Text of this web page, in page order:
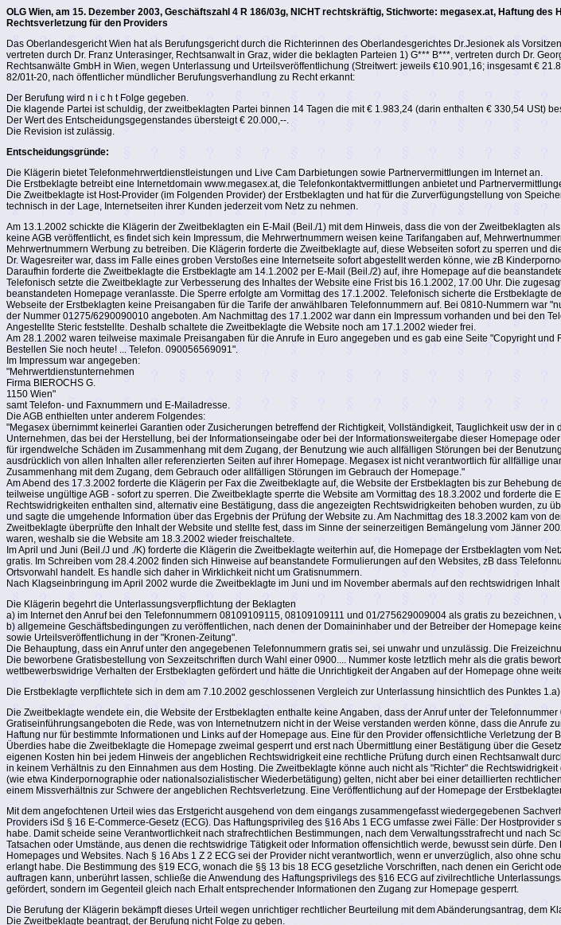
OLG Wien, am 15. Dezember 2003, Geschäftszahl 4 R 186/03g, NICHT rechtskräftig, Stichworte: megasex.at, Haftung
Rechtsverletzung für den Providers
Das Oberlandesgericht Wien hat als Berufungsgericht durch die Richterinnen des Oberlandesgerichtes Dr.Jesionek als
vertreten durch Dr. Franz Unterasinger, Rechtsanwalt in Graz, wider die beklagten Parteien 1) G*** B***, vertreten durch Dr.
Rechtsanwälte GmbH in Wien, wegen Unterlassung und Urteilsveröffentlichung (Streitwert: jeweils €10.901,16; insgesamt €
82/01t-20, nach öffentlicher mündlicher Berufungsverhandlung zu Recht erkannt:
Der Berufung wird n i c h t Folge gegeben.
Die klagende Partei ist schuldig, der zweitbeklagten Partei binnen 14 Tagen die mit € 1.983,24 (darin enthalten € 330,54 USt)
Der Wert des Entscheidungsgegenstandes übersteigt € 20.000,--.
Die Revision ist zulässig.
Entscheidungsgründe:
Die Klägerin bietet Telefonmehrwertdienstleistungen und Live Cam Darbietungen sowie Partnervermittlungen im Internet an.
Die Erstbeklagte betreibt eine Internetdomain www.megasex.at, die Telefonkontaktvermittlungen anbietet und
Die Zweitbeklagte ist Host-Provider (im Folgenden Provider) der Erstbeklagten und hat für die Zurverfügungstellung von
technisch in der Lage, Internetseiten ihrer Kunden jederzeit vom Netz zu nehmen.
Am 13.1.2002 schickte die Klägerin der Zweitbeklagten ein E-Mail (Beil./1) mit dem Hinweis, dass die von der Zweitbeklagten
keine AGB veröffentlicht, es findet sich kein Impressum, die Mehrwertnummern weisen keine Tarifangaben auf,
Mehrwertnummern Werbung zu betreiben. Die Klägerin forderte die Zweitbeklagte auf, diese Webseiten sofort zu sperren
Dr. Wagesreiter war, dass im Falle eines groben Verstoßes eine Internetseite sofort abgestellt werden könne, wie zB
Daraufhin forderte die Zweitbeklagte die Erstbeklagte am 14.1.2002 per E-Mail (Beil./2) auf, ihre Homepage auf die
Telefonisch setzte die Zweitbeklagte zur Verbesserung des Inhaltes der Website eine Frist bis 16.1.2002, 17.00 Uhr. Die
beanstandeten Homepage veranlasste. Die Sperre erfolgte am Vormittag des 17.1.2002. Telefonisch sicherte die
Webseite der Erstbeklagten keine Preisangaben für die Tarife der anwählbaren Telefonnummern auf. Bei 0810-Nummern war
der Nummer 01275/6290090010 angeboten. Am Nachmittag des 17.1.2002 war dann ein Impressum vorhanden und bei den
Angestellte Steric feststellte. Deshalb schaltete die Zweitbeklagte die Website noch am 17.1.2002 wieder frei.
Am 28.1.2002 waren teilweise maximale Preisangaben für die Anrufe in Euro angegeben und es gab eine Seite "Copyright
Bestellen Sie noch heute! ... Telefon. 090056569091".
Im Impressum war angegeben:
"Mehrwertdienstunternehmen
Firma BIEROCHS G.
1150 Wien"
samt Telefon- und Faxnummern und E-Mailadresse.
Die AGB enthielten unter anderem Folgendes:
"Megasex übernimmt keinerlei Garantien oder Zusicherungen betreffend der Richtigkeit, Vollständigkeit, Tauglichkeit usw der
Unternehmen, das bei der Herstellung, bei der Informationseingabe oder bei der Informationsweitergabe dieser Homepage
für irgendwelche Schäden im Zusammenhang mit dem Zugang, der Benutzung wie auch allfälligen Störungen bei der
ausdrücklich von allen Inhalten aller referenzierten Seiten auf ihrer Homepage. Megasex ist nicht verantwortlich für allfällige
Zusammenhang mit dem Zugang, dem Gebrauch oder allfälligen Störungen im Gebrauch der Homepage."
Am Abend des 17.3.2002 forderte die Klägerin per Fax die Zweitbeklagte auf, die Website der Erstbeklagten bis zur
teilweise ungültige AGB - sofort zu sperren. Die Zweitbeklagte sperrte die Website am Vormittag des 18.3.2002 und forderte
Rechtswidrigkeiten enthalten sind, alternativ eine Bestätigung, dass die angezeigten Rechtswidrigkeiten behoben wurden, zu
und sagte die umgehende Information über das Ergebnis der Prüfung der Website zu. Am Nachmittag des 18.3.2002 kam
Zweitbeklagte überprüfte den Inhalt der Website und stellte fest, dass im Sinne der seinerzeitigen Bemängelung vom Jänner
waren, weshalb sie die Website am 18.3.2002 wieder freischaltete.
Im April und Juni (Beil./J und ./K) forderte die Klägerin die Zweitbeklagte weiterhin auf, die Homepage der Erstbeklagten vom
gratis. Im Schreiben vom 28.4.2002 finden sich Hinweise auf beanstandete Formulierungen auf den Websites, zB dass
Ortsvorwahl handelt. Es handle sich daher in Wirklichkeit nicht um Gratisnummern.
Nach Klagseinbringung im April 2002 wurde die Zweitbeklagte im Juni und im November abermals auf den rechtswidrigen
Die Klägerin begehrt die Unterlassungsverpflichtung der Beklagten
a) im Internet den Anruf bei den Telefonnummern 08109109115, 08109109111 und 01/275629009004 als gratis zu bezeichnen,
b) allgemeine Geschäftsbedingungen zu veröffentlichen, nach denen der Domaininhaber und der Betreiber der Homepage
sowie Urteilsveröffentlichung in der "Kronen-Zeitung".
Die Behauptung, dass ein Anruf unter den angegebenen Telefonnummern gratis sei, sei unwahr und unzulässig. Die
Die beworbene Gratisbestellung von Sexzeitschriften durch Wahl einer 0900.... Nummer koste letztlich mehr als die gratis
wettbewerbswidrige Verhalten der Erstbeklagten gefördert und hätte die Unrichtigkeit der Angaben auf der Homepage ohne
Die Erstbeklagte verpflichtete sich in dem am 7.10.2002 geschlossenen Vergleich zur Unterlassung hinsichtlich des Punktes
Die Zweitbeklagte wendete ein, die Website der Erstbeklagten enthalte keine Angaben, dass der Anruf unter der
Gratiseinführungsangeboten die Rede, was von Internetnutzern nicht in der Weise verstanden werden könne, dass die
Haftung nur für bestimmte Informationen und Links auf der Homepage aus. Eine für den Provider offensichtliche Verletzung
Überdies habe die Zweitbeklagte die Homepage zweimal gesperrt und erst nach Übermittlung einer Bestätigung über die
eigenen Kosten hin bei jedem Hinweis der angeblichen Rechtswidrigkeit eine rechtliche Prüfung durch einen Rechtsanwalt
in keinem Verhältnis zu den Einnahmen aus dem Hosting. Die Zweitbeklagte könne auch nicht als "Richter" die
(wie etwa Kinderpornographie oder nationalsozialistischer Wiederbetätigung) gelten, nicht aber bei einer detaillierten
einem Missverhältnis zur Schwere der angeblichen Rechtsverletzung. Eine Veröffentlichung auf der Homepage der
Mit dem angefochtenen Urteil wies das Erstgericht ausgehend von dem eingangs zusammengefasst wiedergegebenen
Providers iSd § 16 E-Commerce-Gesetz (ECG). Das Haftungsprivileg des §16 Abs 1 ECG umfasse zwei Fälle: Der
habe. Damit scheide seine Verantwortlichkeit nach strafrechtlichen Bestimmungen, nach dem Verwaltungsstrafrecht und nach
Tatsachen oder Umstände, aus denen die rechtswidrige Tätigkeit oder Information offensichtlich werde, bewusst sein dürfe.
Homepages und Websites. Nach § 16 Abs 1 Z 2 ECG sei der Provider nicht verantwortlich, wenn er unverzüglich, also ohne
erlangt habe. Die Bestimmung des §19 ECG, wonach die §§ 13 bis 18 ECG gesetzliche Vorschriften, nach denen ein Gericht
auftragen kann, unberührt lassen, schließe die Anwendung des Haftungsprivilegs des §16 ECG auf zivilrechtliche
gefördert, sondern im Gegenteil gleich nach Erhalt entsprechender Informationen den Zugang zur Homepage gesperrt.
Die Berufung der Klägerin bekämpft dieses Urteil wegen unrichtiger rechtlicher Beurteilung mit dem Abänderungsantrag, dem
Die Zweitbeklagte beantragt, der Berufung nicht Folge zu geben.